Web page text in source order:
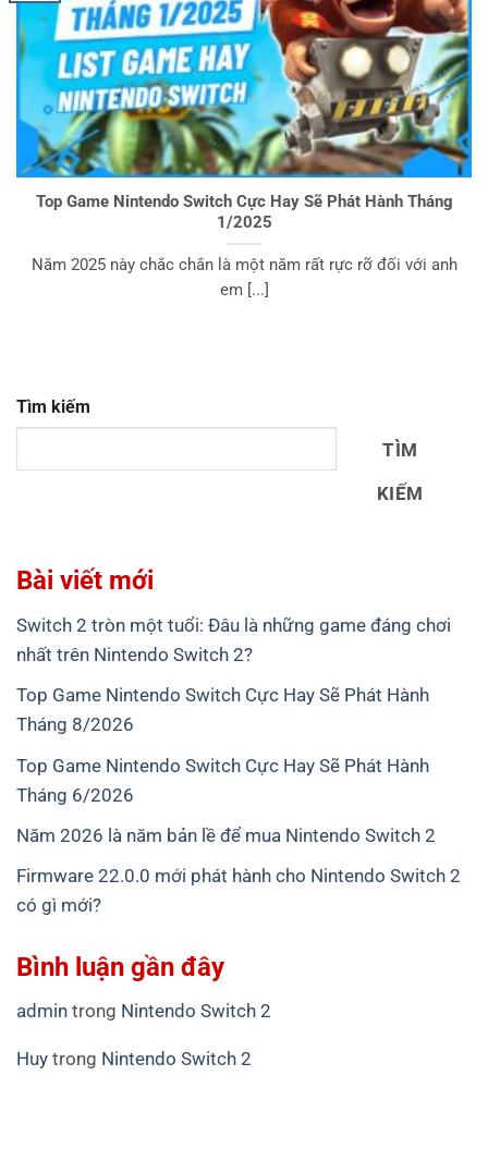
Top Game Nintendo Switch Cực Hay Sẽ Phát Hành Tháng
1/2025
Năm 2025 này chắc chắn là một năm rất rực rỡ đối với anh
em [...]
Tìm kiếm
TÌM
KIẾM
Bài viết mới
Switch 2 tròn một tuổi: Đâu là những game đáng chơi
nhất trên Nintendo Switch 2?
Top Game Nintendo Switch Cực Hay Sẽ Phát Hành
Tháng 8/2026
Top Game Nintendo Switch Cực Hay Sẽ Phát Hành
Tháng 6/2026
Năm 2026 là năm bản lề để mua Nintendo Switch 2
Firmware 22.0.0 mới phát hành cho Nintendo Switch 2
có gì mới?
Bình luận gần đây
admin trong Nintendo Switch 2
Huy trong Nintendo Switch 2